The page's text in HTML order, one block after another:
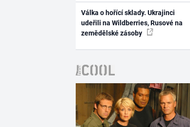
Válka o hořící sklady. Ukrajinci
udeřili na Wildberries, Rusové na
zemědělské zásoby